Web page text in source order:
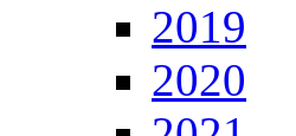
2019
2020